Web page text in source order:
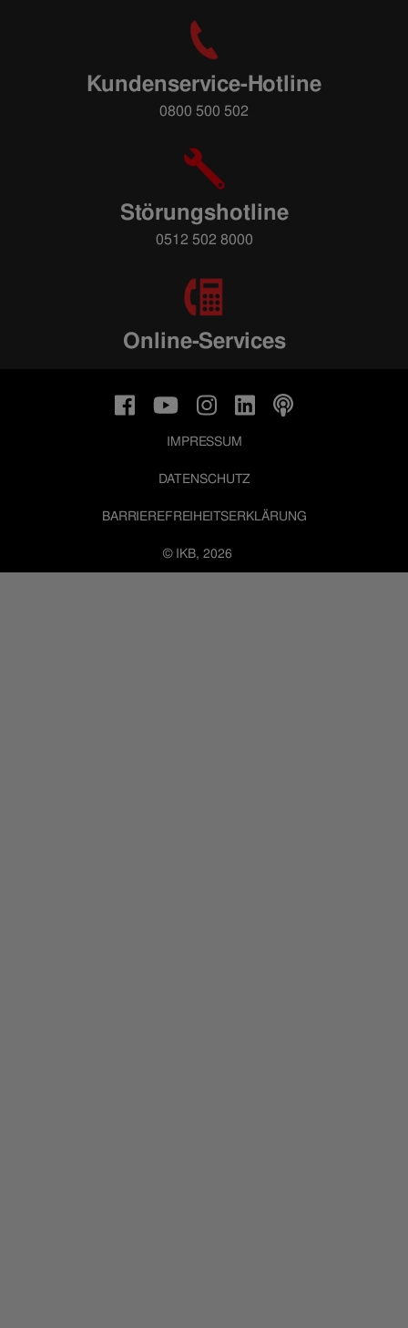
Kundenservice-Hotline
0800 500 502
Störungshotline
0512 502 8000
Online-Services
© IKB, 2026
IMPRESSUM
DATENSCHUTZ
BARRIEREFREIHEITSERKLÄRUNG